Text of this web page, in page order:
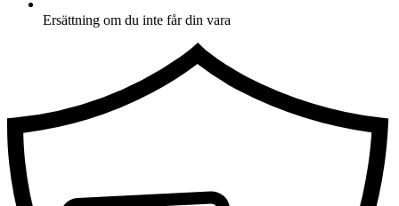
Ersättning om du inte får din vara